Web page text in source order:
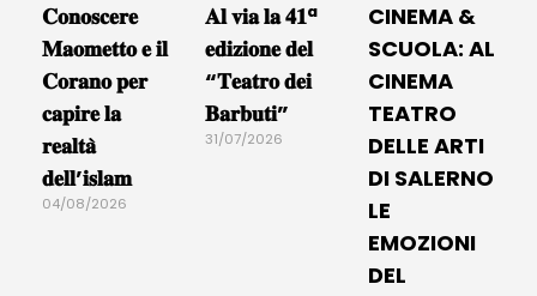
𝐂𝐨𝐧𝐨𝐬𝐜𝐞𝐫𝐞
𝐌𝐚𝐨𝐦𝐞𝐭𝐭𝐨 𝐞 𝐢𝐥
𝐂𝐨𝐫𝐚𝐧𝐨 𝐩𝐞𝐫
𝐜𝐚𝐩𝐢𝐫𝐞 𝐥𝐚
𝐫𝐞𝐚𝐥𝐭𝐚̀
𝐝𝐞𝐥𝐥’𝐢𝐬𝐥𝐚𝐦
04/08/2026
𝐀𝐥 𝐯𝐢𝐚 𝐥𝐚 𝟒𝟏ª
𝐞𝐝𝐢𝐳𝐢𝐨𝐧𝐞 𝐝𝐞𝐥
“𝐓𝐞𝐚𝐭𝐫𝐨 𝐝𝐞𝐢
𝐁𝐚𝐫𝐛𝐮𝐭𝐢”
31/07/2026
CINEMA &
SCUOLA: AL
CINEMA
TEATRO
DELLE ARTI
DI SALERNO
LE
EMOZIONI
DEL